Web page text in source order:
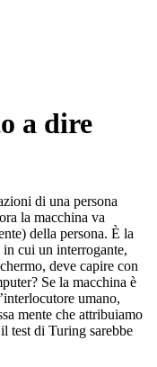
a dire
di una persona
la macchina va
della persona. È la
cui un interrogante,
deve capire con
Se la macchina è
umano,
mente che attribuiamo
test di Turing sarebbe